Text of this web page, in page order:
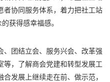
者协同服务体系，着力把社工站
获得感幸福感。
、团结立会、服务兴会、改革强
等，了解商会党建和转型发展工
发展上继续走在前、做示范，